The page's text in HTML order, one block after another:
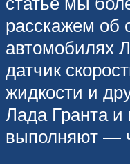
расскажем об
автомобилях
датчик
жидкости и
Лада Гранта и
выполняют —